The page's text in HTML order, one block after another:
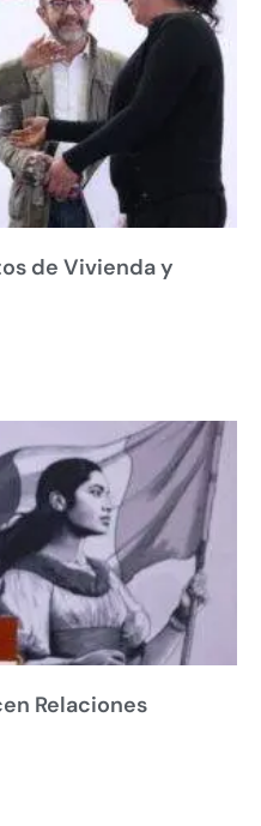
de Vivienda y
Relaciones